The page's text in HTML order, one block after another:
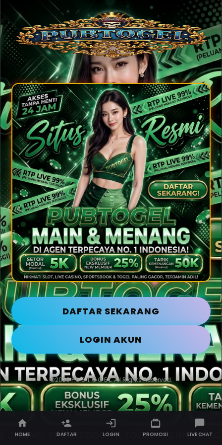
DAFTAR SEKARANG
LOGIN AKUN
©2026 P U B T O G E L. All Rights Reserved.
HOME DAFTAR LOGIN PROMOSI LIVE CHAT